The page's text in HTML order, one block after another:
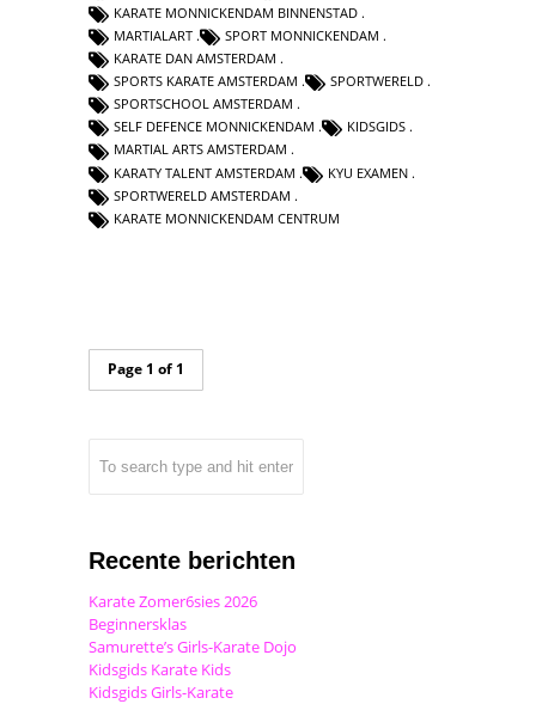
KARATE MONNICKENDAM BINNENSTAD
MARTIALART
SPORT MONNICKENDAM
KARATE DAN AMSTERDAM
SPORTS KARATE AMSTERDAM
SPORTWERELD
SPORTSCHOOL AMSTERDAM
SELF DEFENCE MONNICKENDAM
KIDSGIDS
MARTIAL ARTS AMSTERDAM
KARATY TALENT AMSTERDAM
KYU EXAMEN
SPORTWERELD AMSTERDAM
KARATE MONNICKENDAM CENTRUM
Page 1 of 1
Recente berichten
Karate Zomer6sies 2026
Beginnersklas
Samurette’s Girls-Karate Dojo
Kidsgids Karate Kids
Kidsgids Girls-Karate